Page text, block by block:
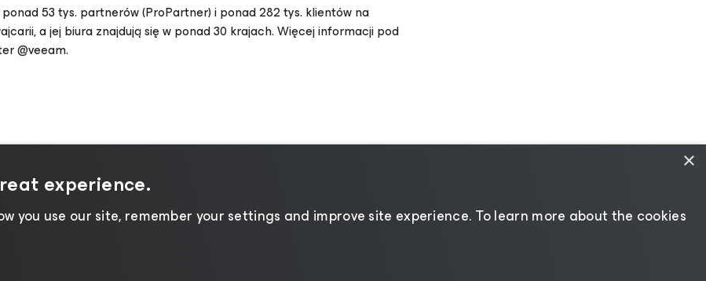
53 tys. partnerów (ProPartner) i ponad 282 tys. klientów na
a jej biura znajdują się w ponad 30 krajach. Więcej informacji pod
@veeam.
×
experience.
you use our site, remember your settings and improve site experience. ​To learn more about the cookies